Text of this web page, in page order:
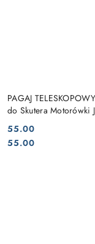
PAGAJ
do Skutera Motorówki
Cena:
55.00
Cena:
55.00